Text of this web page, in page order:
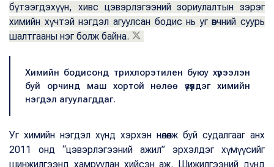
бүтээгдэхүүн, хивс цэвэрлэгээний зориулалтын зэрэг
химийн хүчтэй нэгдэл агуулсан бодис нь уг өвчний суурь
шалтгааны нэг болж байна.
Химийн бодисонд трихлорэтилен буюу хүрээлэн
буй орчинд маш хортой нөлөө үзүүлдэг химийн
нэгдэл агуулагддаг.
Уг химийн нэгдэл хүнд хэрхэн нөлөөлж буй судалгааг анх
2011 онд “цэвэрлэгээний ажил” эрхэлдэг хүмүүсийг
шинжилгээнд хамруулан хийсэн аж. Шижилгээний дүнд